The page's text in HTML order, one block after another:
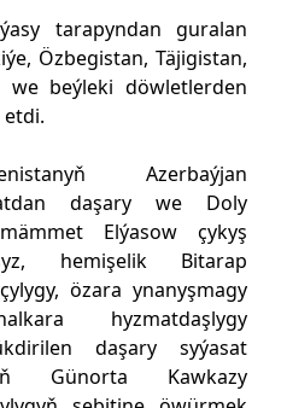
tarapyndan guralan
Özbegistan, Täjigistan,
we beýleki döwletlerden
Azerbaýjan
daşary we Doly
Elýasow çykyş
hemişelik Bitarap
özara ynanyşmagy
hyzmatdaşlygy
daşary syýasat
Günorta Kawkazy